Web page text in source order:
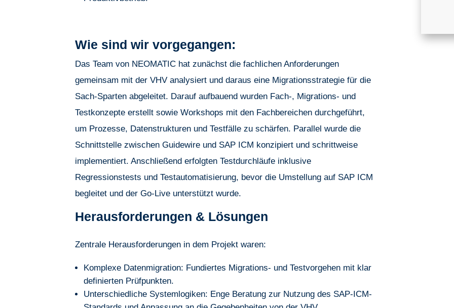
Wie sind wir vorgegangen:
Das Team von NEOMATIC hat zunächst die fachlichen Anforderungen
gemeinsam mit der VHV analysiert und daraus eine Migrationsstrategie für die
Sach-Sparten abgeleitet. Darauf aufbauend wurden Fach-, Migrations- und
Testkonzepte erstellt sowie Workshops mit den Fachbereichen durchgeführt,
um Prozesse, Datenstrukturen und Testfälle zu schärfen. Parallel wurde die
Schnittstelle zwischen Guidewire und SAP ICM konzipiert und schrittweise
implementiert. Anschließend erfolgten Testdurchläufe inklusive
Regressionstests und Testautomatisierung, bevor die Umstellung auf SAP ICM
begleitet und der Go-Live unterstützt wurde.
Herausforderungen & Lösungen
Zentrale Herausforderungen in dem Projekt waren:
Komplexe Datenmigration: Fundiertes Migrations- und Testvorgehen mit klar
definierten Prüfpunkten.
Unterschiedliche Systemlogiken: Enge Beratung zur Nutzung des SAP-ICM-